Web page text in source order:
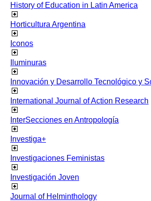
History of Education in Latin America
Horticultura Argentina
Iconos
Iluminuras
Innovación y Desarrollo Tecnológico y
International Journal of Action Research
InterSecciones en Antropología
Investiga+
Investigaciones Feministas
Investigación Joven
Journal of Helminthology